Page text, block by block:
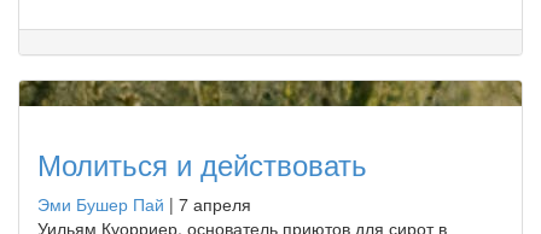
Молиться и действовать
Эми Бушер Пай | 7 апреля
Уильям Куорриер, основатель приютов для сирот в